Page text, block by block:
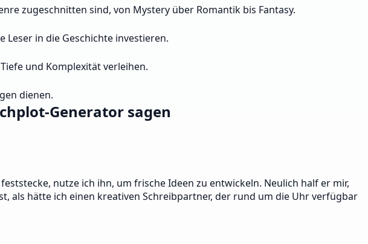
zugeschnitten sind, von Mystery über Romantik bis Fantasy.
in die Geschichte investieren.
und Komplexität verleihen.
dienen.
Generator sagen
nutze ich ihn, um frische Ideen zu entwickeln. Neulich half er mir,
als hätte ich einen kreativen Schreibpartner, der rund um die Uhr verfügbar